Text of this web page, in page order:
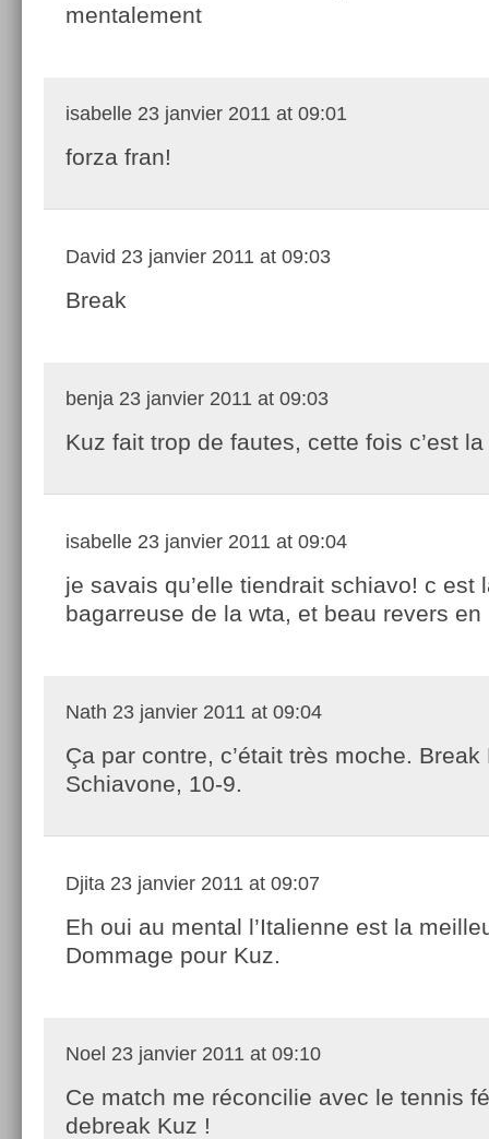
mentalement
isabelle 23 janvier 2011 at 09:01
forza fran!
David 23 janvier 2011 at 09:03
Break
benja 23 janvier 2011 at 09:03
Kuz fait trop de fautes, cette fois c’est la
isabelle 23 janvier 2011 at 09:04
je savais qu’elle tiendrait schiavo! c est
bagarreuse de la wta, et beau revers en
Nath 23 janvier 2011 at 09:04
Ça par contre, c’était très moche. Break
Schiavone, 10-9.
Djita 23 janvier 2011 at 09:07
Eh oui au mental l’Italienne est la
Dommage pour Kuz.
Noel 23 janvier 2011 at 09:10
Ce match me réconcilie avec le tennis
debreak Kuz !